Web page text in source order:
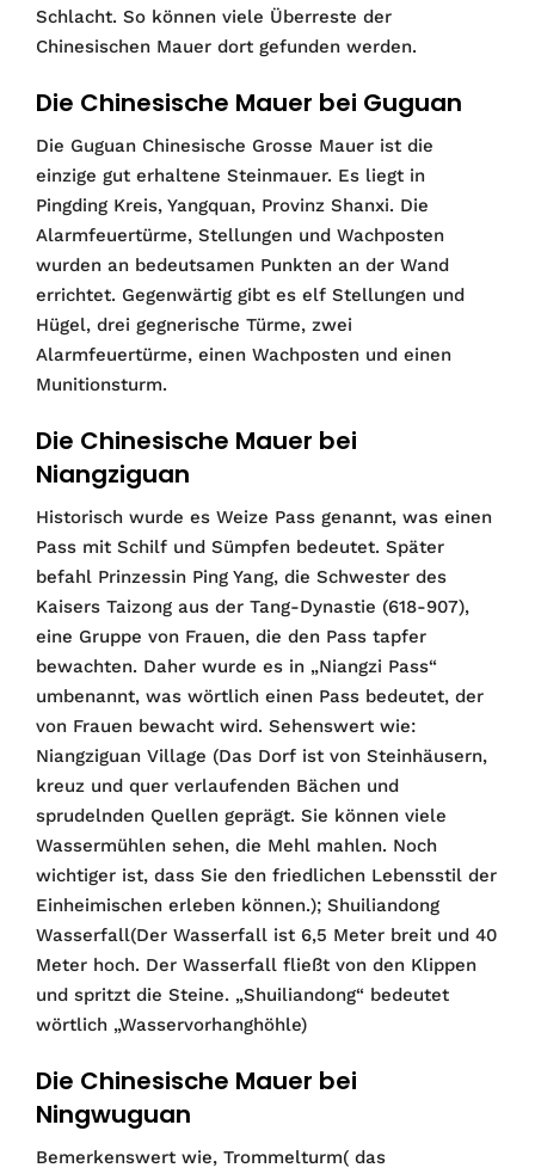
Schlacht. So können viele Überreste der
Chinesischen Mauer dort gefunden werden.
Die Chinesische Mauer bei Guguan
Die Guguan Chinesische Grosse Mauer ist die
einzige gut erhaltene Steinmauer. Es liegt in
Pingding Kreis, Yangquan, Provinz Shanxi. Die
Alarmfeuertürme, Stellungen und Wachposten
wurden an bedeutsamen Punkten an der Wand
errichtet. Gegenwärtig gibt es elf Stellungen und
Hügel, drei gegnerische Türme, zwei
Alarmfeuertürme, einen Wachposten und einen
Munitionsturm.
Die Chinesische Mauer bei
Niangziguan
Historisch wurde es Weize Pass genannt, was einen
Pass mit Schilf und Sümpfen bedeutet. Später
befahl Prinzessin Ping Yang, die Schwester des
Kaisers Taizong aus der Tang-Dynastie (618-907),
eine Gruppe von Frauen, die den Pass tapfer
bewachten. Daher wurde es in „Niangzi Pass“
umbenannt, was wörtlich einen Pass bedeutet, der
von Frauen bewacht wird. Sehenswert wie:
Niangziguan Village (Das Dorf ist von Steinhäusern,
kreuz und quer verlaufenden Bächen und
sprudelnden Quellen geprägt. Sie können viele
Wassermühlen sehen, die Mehl mahlen. Noch
wichtiger ist, dass Sie den friedlichen Lebensstil der
Einheimischen erleben können.); Shuiliandong
Wasserfall(Der Wasserfall ist 6,5 Meter breit und 40
Meter hoch. Der Wasserfall fließt von den Klippen
und spritzt die Steine. „Shuiliandong“ bedeutet
wörtlich „Wasservorhanghöhle)
Die Chinesische Mauer bei
Ningwuguan
Bemerkenswert wie, Trommelturm( das